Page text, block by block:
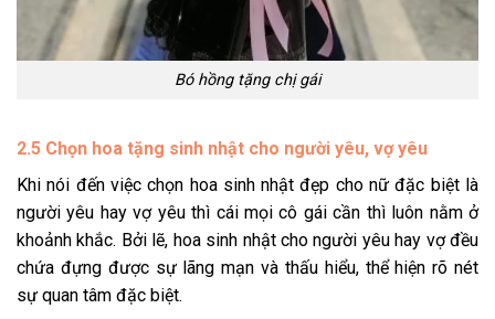
Bó hồng tặng chị gái
2.5 Chọn hoa tặng sinh nhật cho người yêu, vợ yêu
Khi nói đến việc chọn hoa sinh nhật đẹp cho nữ đặc biệt là
người yêu hay vợ yêu thì cái mọi cô gái cần thì luôn nằm ở
khoảnh khắc. Bởi lẽ, hoa sinh nhật cho người yêu hay vợ đều
chứa đựng được sự lãng mạn và thấu hiểu, thể hiện rõ nét
sự quan tâm đặc biệt.